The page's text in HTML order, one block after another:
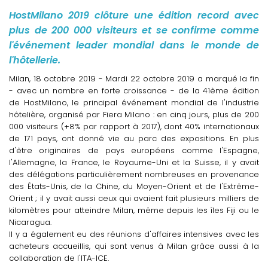
HostMilano 2019 clôture une édition record avec
plus de 200 000 visiteurs et se confirme comme
l'événement leader mondial dans le monde de
l'hôtellerie.
Milan, 18 octobre 2019 - Mardi 22 octobre 2019 a marqué la fin
- avec un nombre en forte croissance - de la 41ème édition
de HostMilano, le principal événement mondial de l'industrie
hôtelière, organisé par Fiera Milano : en cinq jours, plus de 200
000 visiteurs (+8% par rapport à 2017), dont 40% internationaux
de 171 pays, ont donné vie au parc des expositions. En plus
d'être originaires de pays européens comme l'Espagne,
l'Allemagne, la France, le Royaume-Uni et la Suisse, il y avait
des délégations particulièrement nombreuses en provenance
des États-Unis, de la Chine, du Moyen-Orient et de l'Extrême-
Orient ; il y avait aussi ceux qui avaient fait plusieurs milliers de
kilomètres pour atteindre Milan, même depuis les îles Fiji ou le
Nicaragua.
Il y a également eu des réunions d'affaires intensives avec les
acheteurs accueillis, qui sont venus à Milan grâce aussi à la
collaboration de l'ITA-ICE.